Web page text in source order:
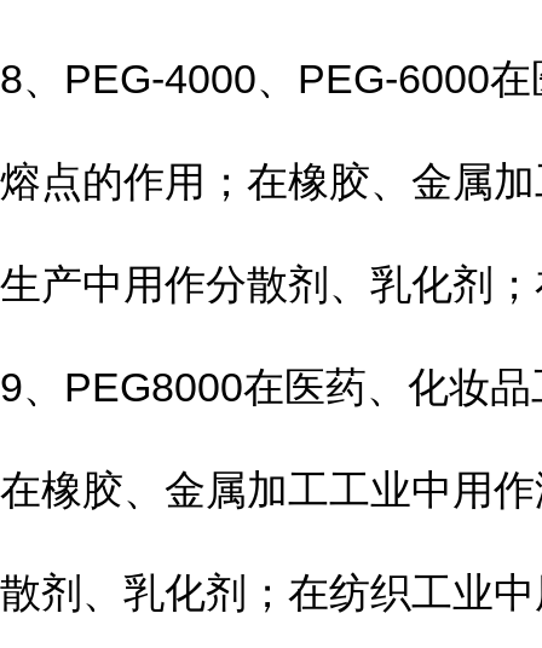
8、PEG-4000、PEG-6000
熔点的作用；在橡胶、金属
生产中用作分散剂、乳化剂
9、PEG8000在医药、化妆
在橡胶、金属加工工业中用
散剂、乳化剂；在纺织工业